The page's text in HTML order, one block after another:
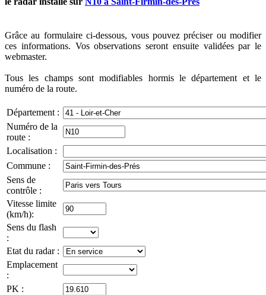
Grâce au formulaire ci-dessous, vous pouvez préciser ou modifier
ces informations. Vos observations seront ensuite validées par le
webmaster.
Tous les champs sont modifiables hormis le département et le
numéro de la route.
Département :
Numéro de la
route :
Localisation :
Commune :
Sens de
contrôle :
Vitesse limite
(km/h):
Sens du flash
:
Etat du radar :
Emplacement
:
PK :